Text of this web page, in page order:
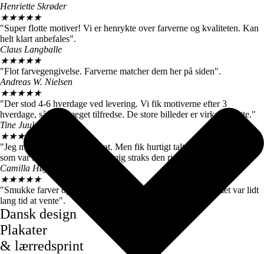
Henriette Skrøder
★★★★★
"Super flotte motiver! Vi er henrykte over farverne og kvaliteten. Kan
helt klart anbefales".
Claus Langballe
★★★★★
"Flot farvegengivelse. Farverne matcher dem her på siden".
Andreas W. Nielsen
★★★★★
"Der stod 4-6 hverdage ved levering. Vi fik motiverne efter 3
hverdage, så vi er meget tilfredse. De store billeder er virkelig flotte."
Tine Juul
★★★★
"Jeg modtog en forkert plakat. Men fik hurtigt talt med kundeservice
som var super søde og sendte mig straks den rigtige".
Camilla Høj
★★★★★
"Smukke farver og motiver, de kom dog først efter 7 dage, det var lidt
lang tid at vente".
Dansk design
Plakater
& lærredsprint